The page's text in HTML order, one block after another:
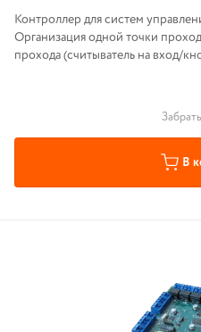
Контроллер для систем
Организация одной точки
прохода (считыватель на вход/
В